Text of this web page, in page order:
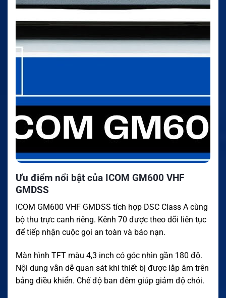
Ưu điểm nổi bật của ICOM GM600 VHF
GMDSS
ICOM GM600 VHF GMDSS tích hợp DSC Class A cùng
bộ thu trực canh riêng. Kênh 70 được theo dõi liên tục
để tiếp nhận cuộc gọi an toàn và báo nạn.
Màn hình TFT màu 4,3 inch có góc nhìn gần 180 độ.
Nội dung vẫn dễ quan sát khi thiết bị được lắp âm trên
bảng điều khiển. Chế độ ban đêm giúp giảm độ chói.